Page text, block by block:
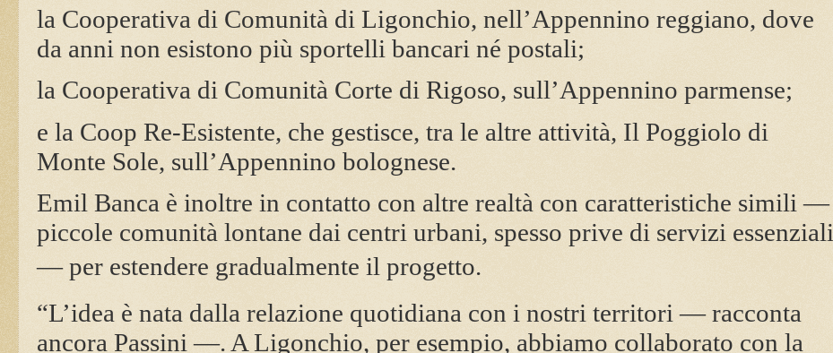
la Cooperativa di Comunità di Ligonchio, nell’Appennino reggiano, dove
da anni non esistono più sportelli bancari né postali;
la Cooperativa di Comunità Corte di Rigoso, sull’Appennino parmense;
e la Coop Re-Esistente, che gestisce, tra le altre attività, Il Poggiolo di
Monte Sole, sull’Appennino bolognese.
Emil Banca è inoltre in contatto con altre realtà con caratteristiche simili —
piccole comunità lontane dai centri urbani, spesso prive di servizi essenziali
— per estendere gradualmente il progetto.
“L’idea è nata dalla relazione quotidiana con i nostri territori — racconta
ancora Passini —. A Ligonchio, per esempio, abbiamo collaborato con la